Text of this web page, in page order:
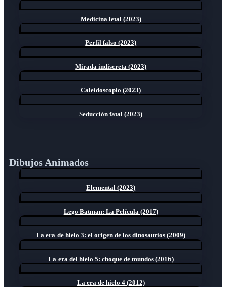
Medicina letal (2023)
Perfil falso (2023)
Mirada indiscreta (2023)
Caleidoscopio (2023)
Seducción fatal (2023)
Dibujos Animados
Elemental (2023)
Lego Batman: La Película (2017)
La era de hielo 3: el origen de los dinosaurios (2009)
La era del hielo 5: choque de mundos (2016)
La era de hielo 4 (2012)